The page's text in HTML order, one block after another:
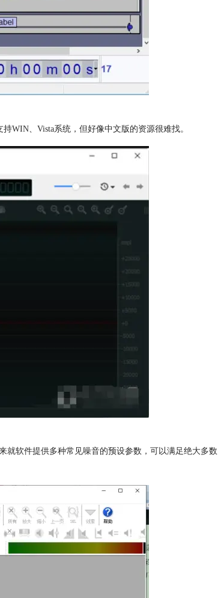
WIN、Vista系统，但好像中文版的资源很难找。
就软件提供多种常见噪音的预设参数，可以满足绝大多数